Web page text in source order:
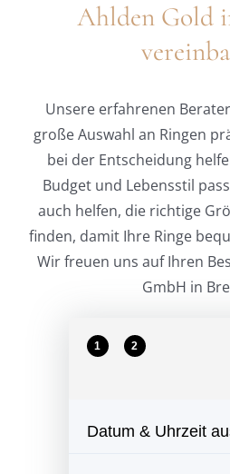
Ahlden Gold
Unsere erfahrenen
große Auswahl an Ringen
bei der Entscheidung
Budget und Lebensstil
auch helfen, die richtige
finden, damit Ihre Ringe
Wir freuen uns auf Ihren
GmbH in
1 2
Datum & Uhrzeit